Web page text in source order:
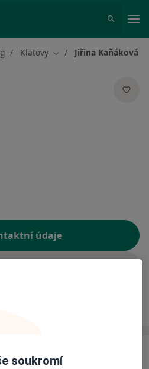
Klatovy Změna města
Jiřina Kaňáková
údaje
soukromí